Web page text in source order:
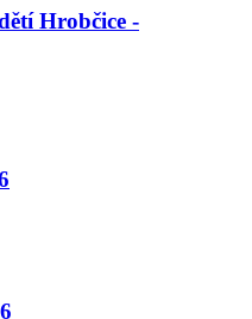
Hrobčice -